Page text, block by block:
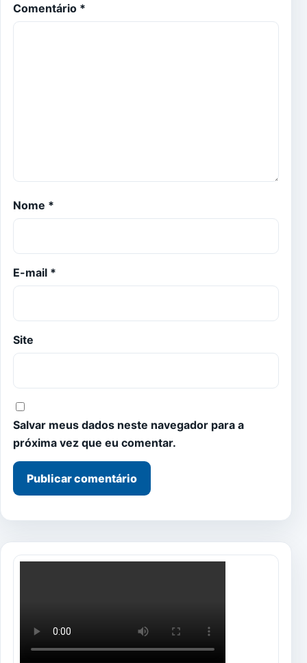
Comentário *
Nome *
E-mail *
Site
Salvar meus dados neste navegador para a
próxima vez que eu comentar.